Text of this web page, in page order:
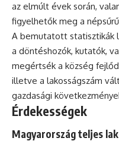
az elmúlt évek során,
figyelhetők meg a
A bemutatott statisztikák
a döntéshozók, kutatók,
megértsék a község
illetve a lakosságszám
gazdasági
Érdekességek
Magyarország teljes